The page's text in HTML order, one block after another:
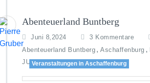
Abenteuerland Buntberg
Juni 8,2024 3 Kommentare
e
Abenteuerland Buntberg , Aschaffenburg ,
JUKUZ,Sommerferien
Veranstaltungen in Aschaffenburg